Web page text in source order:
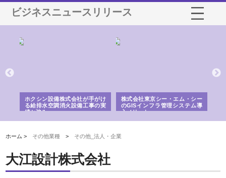
ビジネスニュースリリース
ホクシン設備株式会社が手がけ
る給排水空調消火設備工事の実
績と強み
株式会社東京シー・エム・シー
のGISインフラ管理システム導
入メリット
ホーム > その他業種 > その他_法人・企業
大江設計株式会社